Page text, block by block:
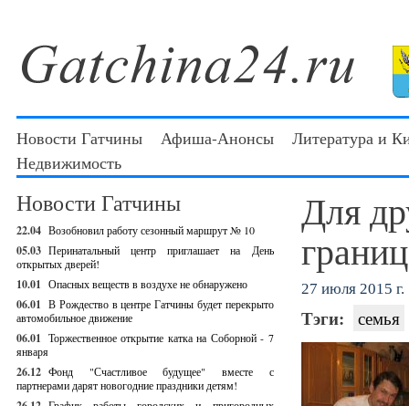
Новости Гатчины Афиша-Анонсы
Литература и
Недвижимость
Новости Гатчины
22.04 Возобновил работу сезонный маршрут № 10
05.03 Перинатальный центр приглашает на День
открытых дверей!
10.01 Опасных веществ в воздухе не обнаружено
06.01 В Рождество в центре Гатчины будет перекрыто
автомобильное движение
06.01 Торжественное открытие катка на Соборной - 7
января
26.12 Фонд "Счастливое будущее" вместе с
партнерами дарят новогодние праздники детям!
Для
27 июля 2015 г.
Тэги: семья